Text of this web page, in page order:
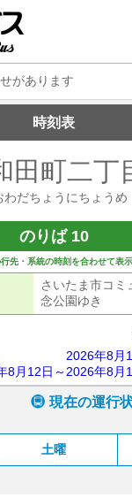
があります
時刻表
田町二丁
わだちょうにちょうめ
のりば 10
先・系統の時刻を合わせて表
さいたま市コミ
念公園ゆき
2026年8月
8月12日～2026年8月
現在の運行
土曜